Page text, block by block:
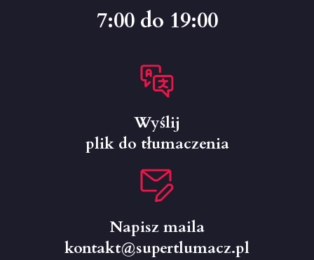
7:00 do 19:00
Wyślij
plik do tłumaczenia
Napisz maila
kontakt@supertlumacz.pl